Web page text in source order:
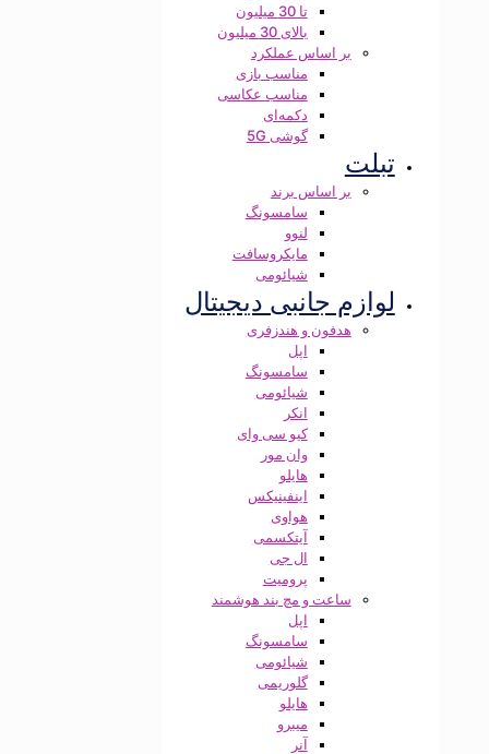
تا 30 میلیون
بالای 30 میلیون
بر اساس عملکرد
مناسب بازی
مناسب عکاسی
دکمه‌ای
گوشی 5G
تبلت
بر اساس برند
سامسونگ
لنوو
مایکروسافت
شیائومی
لوازم جانبی دیجیتال
هدفون و هندزفری
اپل
سامسونگ
شیائومی
انکر
کیو سی وای
وان مور
هایلو
اینفینیکس
هواوی
آیتکسمی
ال جی
پرومیت
ساعت و مچ بند هوشمند
اپل
سامسونگ
شیائومی
گلوریمی
هایلو
میبرو
آنر